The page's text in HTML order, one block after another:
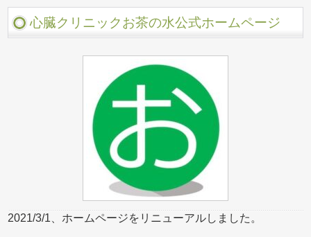
心臓クリニックお茶の水公式ホームページ
2021/3/1、ホームページをリニューアルしました。